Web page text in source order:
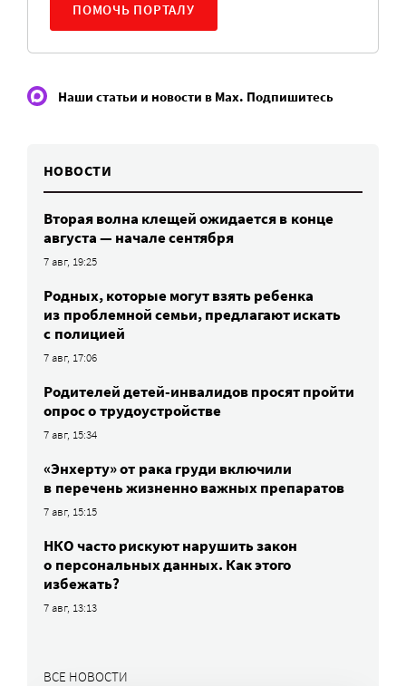
ПОМОЧЬ ПОРТАЛУ
Наши статьи и новости в Max. Подпишитесь
НОВОСТИ
Вторая волна клещей ожидается в конце
августа — начале сентября
7 авг, 19:25
Родных, которые могут взять ребенка
из проблемной семьи, предлагают искать
с полицией
7 авг, 17:06
Родителей детей-инвалидов просят пройти
опрос о трудоустройстве
7 авг, 15:34
«Энхерту» от рака груди включили
в перечень жизненно важных препаратов
7 авг, 15:15
НКО часто рискуют нарушить закон
о персональных данных. Как этого
избежать?
7 авг, 13:13
ВСЕ НОВОСТИ